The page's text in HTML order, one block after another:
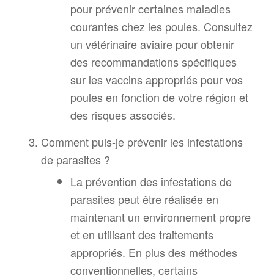
pour prévenir certaines maladies
courantes chez les poules. Consultez
un vétérinaire aviaire pour obtenir
des recommandations spécifiques
sur les vaccins appropriés pour vos
poules en fonction de votre région et
des risques associés.
Comment puis-je prévenir les infestations
de parasites ?
La prévention des infestations de
parasites peut être réalisée en
maintenant un environnement propre
et en utilisant des traitements
appropriés. En plus des méthodes
conventionnelles, certains